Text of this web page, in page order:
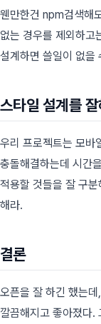
웬만한건 npm검색해
없는 경우를 제외하고
설계하면 쓸일이 없을
스타일 설계를
우리 프로젝트는 모바
충돌해결하는데 시간
적용할 것들을 잘 구
해라.
결론
오픈을 잘 하긴 했는
깔끔해지고 좋아졌다.